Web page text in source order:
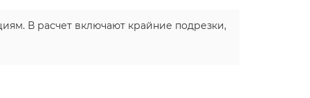
В расчет включают крайние подрезки,